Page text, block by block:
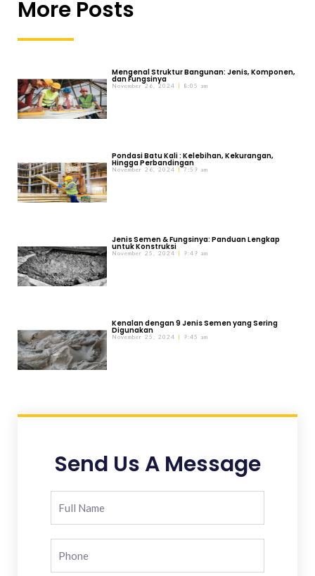
More Posts
Mengenal Struktur Bangunan: Jenis, Komponen,
dan Fungsinya
November 26, 2024 8:05 am
Pondasi Batu Kali : Kelebihan, Kekurangan,
Hingga Perbandingan
November 26, 2024 7:59 am
Jenis Semen & Fungsinya: Panduan Lengkap
untuk Konstruksi
November 25, 2024 9:49 am
Kenalan dengan 9 Jenis Semen yang Sering
Digunakan
November 25, 2024 9:45 am
Send Us A Message